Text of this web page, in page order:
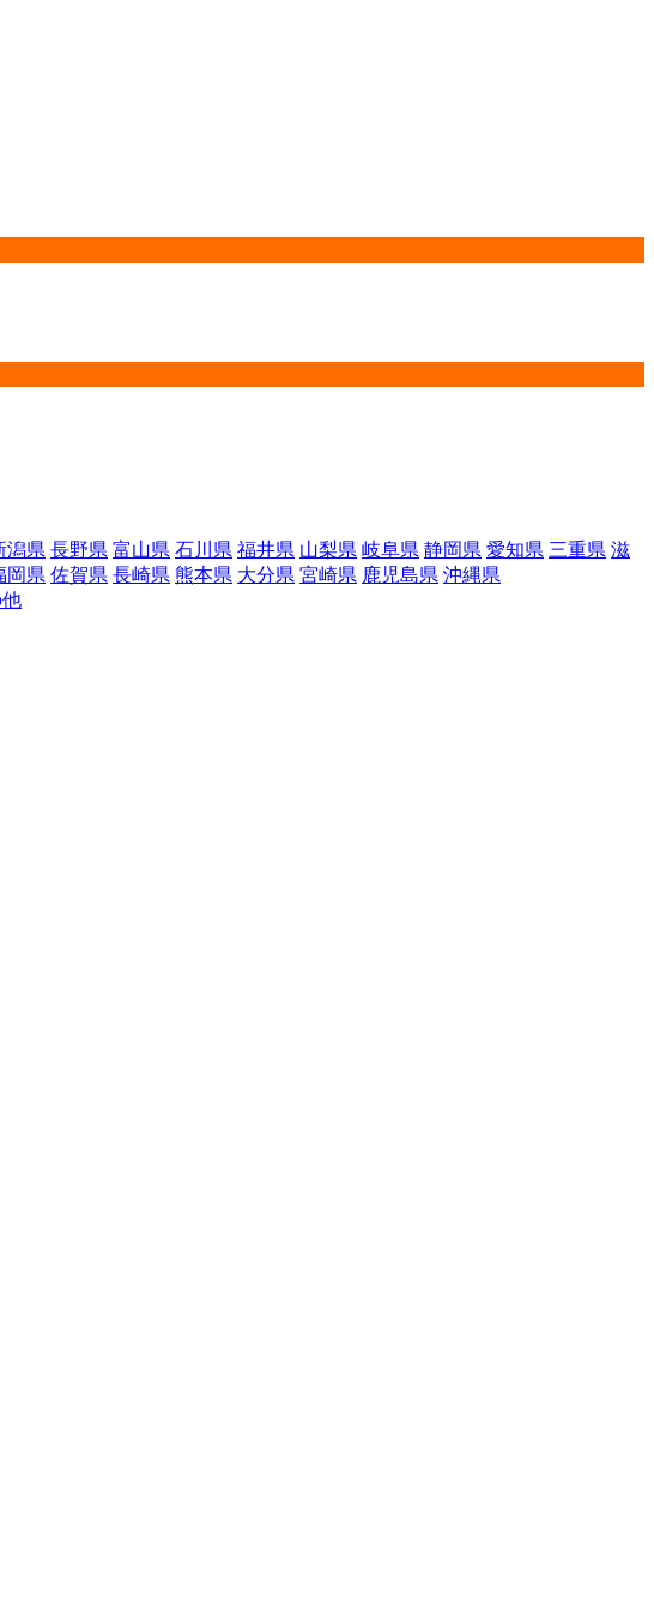
潟県 長野県 富山県 石川県 福井県 山梨県 岐阜県 静岡県 愛知県 三重県 滋
岡県 佐賀県 長崎県 熊本県 大分県 宮崎県 鹿児島県 沖縄県